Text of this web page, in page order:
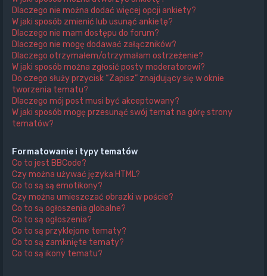
Dlaczego nie można dodać więcej opcji ankiety?
W jaki sposób zmienić lub usunąć ankietę?
Dlaczego nie mam dostępu do forum?
Dlaczego nie mogę dodawać załączników?
Dlaczego otrzymałem/otrzymałam ostrzeżenie?
W jaki sposób można zgłosić posty moderatorowi?
Do czego służy przycisk “Zapisz” znajdujący się w oknie
tworzenia tematu?
Dlaczego mój post musi być akceptowany?
W jaki sposób mogę przesunąć swój temat na górę strony
tematów?
Formatowanie i typy tematów
Co to jest BBCode?
Czy można używać języka HTML?
Co to są są emotikony?
Czy można umieszczać obrazki w poście?
Co to są ogłoszenia globalne?
Co to są ogłoszenia?
Co to są przyklejone tematy?
Co to są zamknięte tematy?
Co to są ikony tematu?